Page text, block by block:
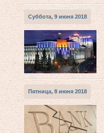
Суббота, 9 июня 2018
Пятница, 8 июня 2018